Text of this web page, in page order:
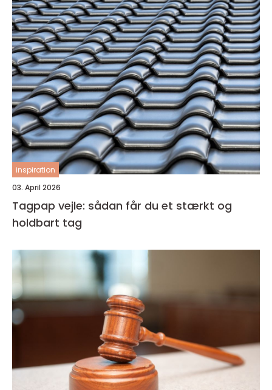
inspiration
03. April 2026
Tagpap vejle: sådan får du et stærkt og
holdbart tag